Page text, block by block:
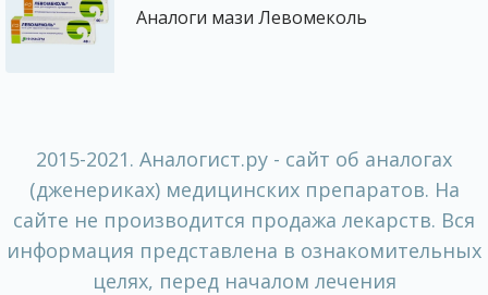
Аналоги мази Левомеколь
2015-2021. Аналогист.ру - сайт об аналогах
(дженериках) медицинских препаратов. На
сайте не производится продажа лекарств. Вся
информация представлена в ознакомительных
целях, перед началом лечения